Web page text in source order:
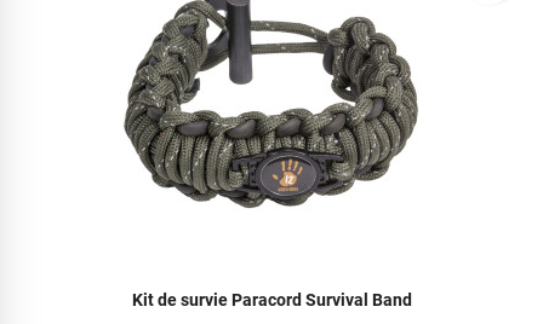
Kit de survie Paracord Survival Band